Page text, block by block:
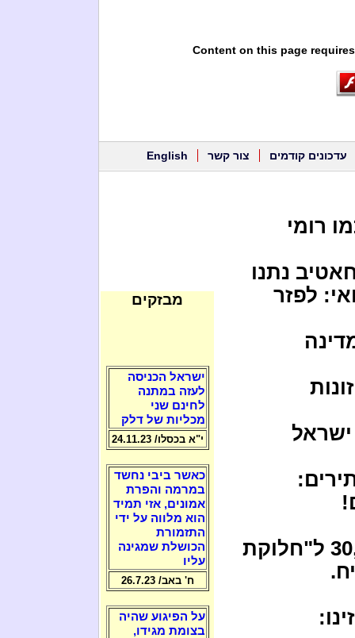
Content on this page
עדכונים קודמים צור קשר English
רומי
נתנו
לפזר
ישראל
* בחב"ד מתפשט השגעון! יש 30,000$ ל"חלוקת
מבזקים
ישראל הכניסה
לעזה במתנה
לחינם שני
מכליות של דלק
י"א בכסלו/ 24.11.23
כאשר ביבי נחשד
במרמה והפרת
אמונים, אזי תמיד
הוא מלווה על ידי
התזמורת
הכושלת שמגינה
עליו
ח' באב/ 26.7.23
על הפיגוע שהיה
בצומת מגידו,